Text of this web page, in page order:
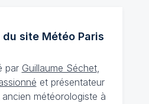
site MétéoParis
par Guillaume Séchet,
et présentateur
météorologiste à